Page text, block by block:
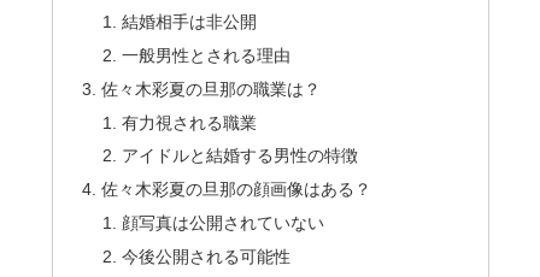
結婚相手は非公開
一般男性とされる理由
佐々木彩夏の旦那の職業は？
有力視される職業
アイドルと結婚する男性の特徴
佐々木彩夏の旦那の顔画像はある？
顔写真は公開されていない
今後公開される可能性